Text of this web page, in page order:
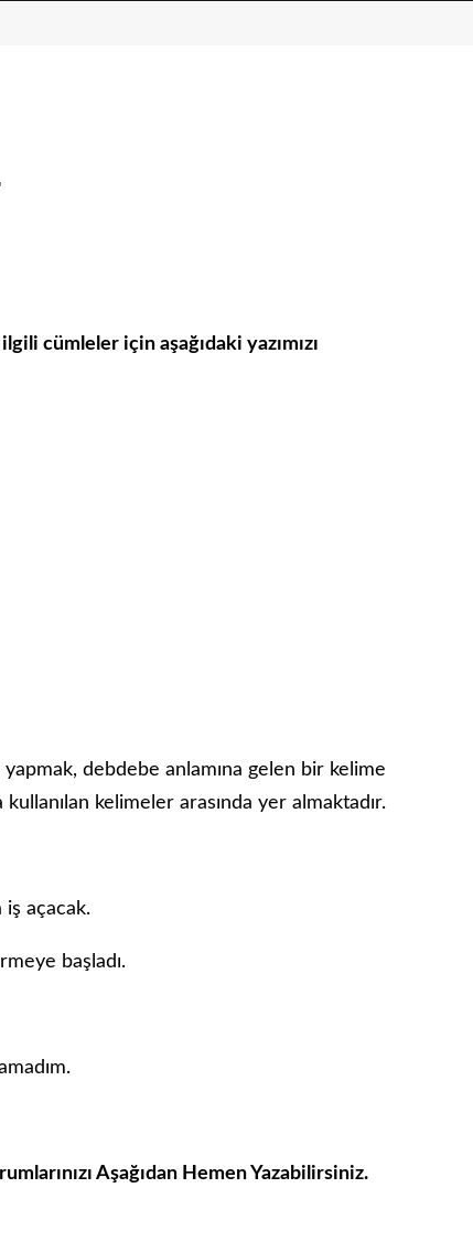
cümleler için aşağıdaki yazımızı
debdebe anlamına gelen bir kelime
kelimeler arasında yer almaktadır.
iş açacak.
başladı.
Aşağıdan Hemen Yazabilirsiniz.